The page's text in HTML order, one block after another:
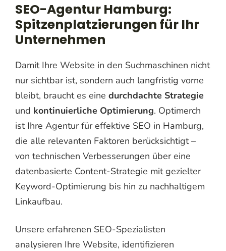
SEO-Agentur Hamburg:
Spitzenplatzierungen für Ihr
Unternehmen
Damit Ihre Website in den Suchmaschinen nicht
nur sichtbar ist, sondern auch langfristig vorne
bleibt, braucht es eine durchdachte Strategie
und kontinuierliche Optimierung. Optimerch
ist Ihre Agentur für effektive SEO in Hamburg,
die alle relevanten Faktoren berücksichtigt –
von technischen Verbesserungen über eine
datenbasierte Content-Strategie mit gezielter
Keyword-Optimierung bis hin zu nachhaltigem
Linkaufbau.
Unsere erfahrenen SEO-Spezialisten
analysieren Ihre Website, identifizieren